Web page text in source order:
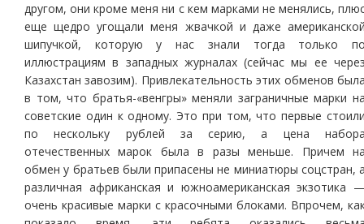
другом, они кроме меня ни с кем марками не менялись,
еще щедро угощали меня жвачкой и даже
шипучкой, которую у нас знали тогда только
иллюстрациям в западных журналах (сейчас мы ее
Казахстан завозим). Привлекательность этих обменов
в том, что братья-«венгры» меняли заграничные марки
советские один к одному. Это при том, что первые
по нескольку рублей за серию, а цена
отечественных марок была в разы меньше. Причем
обмен у братьев были припасены не миниатюры соцстран,
различная африканская и южноамериканская экзотика
очень красивые марки с красочными блоками. Впрочем,